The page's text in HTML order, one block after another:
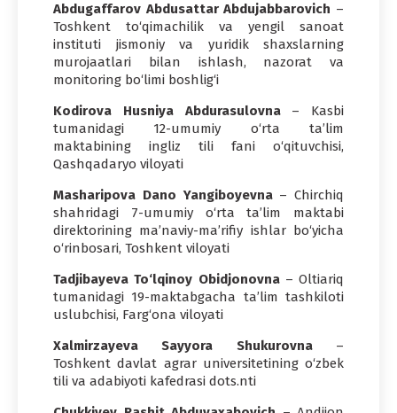
Abdugaffarov Abdusattar Abdujabbarovich –
Toshkent to‘qimachilik va yengil sanoat
instituti jismoniy va yuridik shaxslarning
murojaatlari bilan ishlash, nazorat va
monitoring bo‘limi boshlig‘i
Kodirova Husniya Abdurasulovna– Kasbi
tumanidagi 12-umumiy o‘rta ta’lim
maktabining ingliz tili fani o‘qituvchisi,
Qashqadaryo viloyati
Masharipova Dano Yangiboyevna– Chirchiq
shahridagi 7-umumiy o‘rta ta’lim maktabi
direktorining ma’naviy-ma’rifiy ishlar bo‘yicha
o‘rinbosari, Toshkent viloyati
Tadjibayeva To‘lqinoy Obidjonovna– Oltiariq
tumanidagi 19-maktabgacha ta’lim tashkiloti
uslubchisi, Farg‘ona viloyati
Xalmirzayeva Sayyora Shukurovna–
Toshkent davlat agrar universitetining o‘zbek
tili va adabiyoti kafedrasi dots.nti